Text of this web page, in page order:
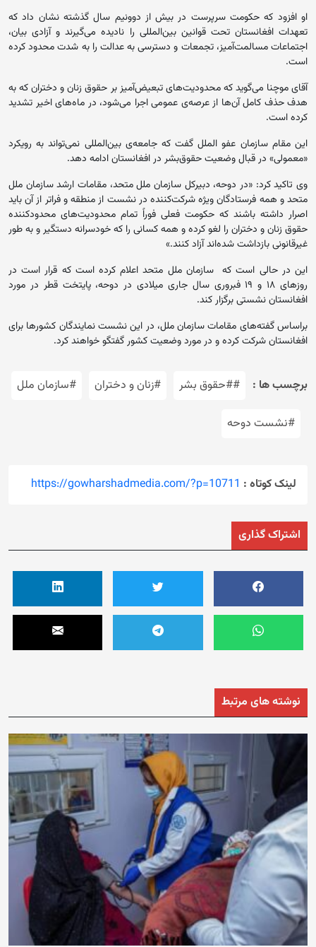
او افزود که حکومت سرپرست در بیش از دوونیم سال گذشته نشان داد که
تعهدات افغا‌نستان تحت قوانین بین‌المللی را نادیده می‌گیرند و آزادی بیان،
اجتماعات مسالمت‌آمیز، تجمعات و دسترسی به عدالت را به شدت محدود کرده
است.
آقای موچنا می‌گوید که محدودیت‌های تبعیض‌آمیز بر حقوق زنان و دختران که به
هدف حذف کامل آن‌ها از عرصه‌ی عمومی اجرا می‌شود، در ماه‌های اخیر تشدید
کرده است.
این مقام سازمان عفو‌ الملل گفت که جامعه‌ی بین‌المللی نمی‌تواند به رویکرد
«معمولی» در قبال وضعیت حقوق‌‌بشر در افغانستان ادامه دهد.
وی تاکید کرد: «در دوحه، دبیرکل سازمان ملل متحد، مقامات ارشد سازمان ملل
متحد و همه فرستادگان ویژه شرکت‌کننده در نشست از منطقه و فراتر از آن باید
اصرار داشته باشند که حکومت فعلی فوراً تمام محدودیت‌های محدودکننده
حقوق زنان و دختران را لغو کرده و همه کسانی را که خودسرانه دستگیر و به طور
غیرقانونی بازداشت شده‌اند آزاد کنند.»
این در حالی است که سازمان ملل متحد اعلام کرده است که قرار است در
روزهای ۱۸ و ۱۹ فبروری سال جاری میلادی در دوحه، پایتخت قطر در مورد
افغانستان نشستی برگزار کند.
براساس گفته‌های مقامات سازمان ملل، در این نشست نمایندگان کشورها برای
افغانستان شرکت کرده و در مورد وضعیت کشور گفتگو خواهند کرد.
برچسب ها : ##حقوق بشر #زنان و دختران #سازمان ملل
#نشست دوحه
لینک کوتاه : https://gowharshadmedia.com/?p=10711
اشتراک گذاری
نوشته های مرتبط